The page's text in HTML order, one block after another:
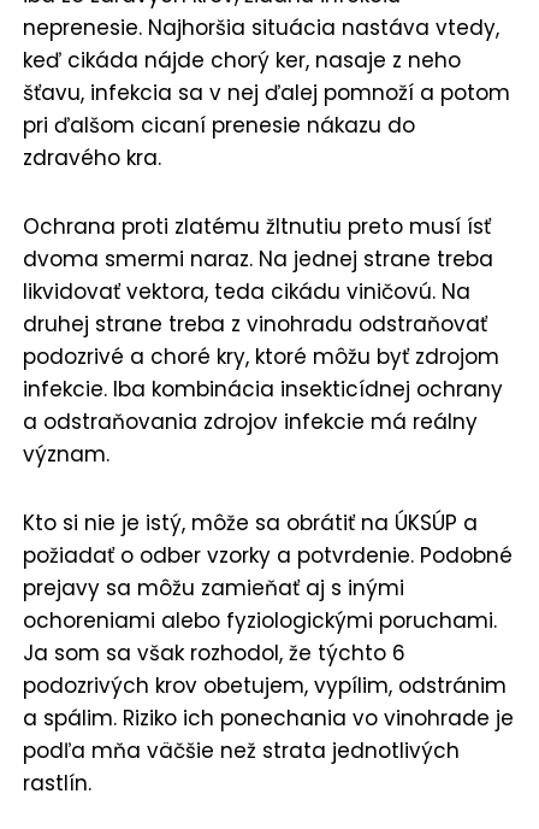
neprenesie. Najhoršia situácia nastáva vtedy,
keď cikáda nájde chorý ker, nasaje z neho
šťavu, infekcia sa v nej ďalej pomnoží a potom
pri ďalšom cicaní prenesie nákazu do
zdravého kra.
Ochrana proti zlatému žltnutiu preto musí ísť
dvoma smermi naraz. Na jednej strane treba
likvidovať vektora, teda cikádu viničovú. Na
druhej strane treba z vinohradu odstraňovať
podozrivé a choré kry, ktoré môžu byť zdrojom
infekcie. Iba kombinácia insekticídnej ochrany
a odstraňovania zdrojov infekcie má reálny
význam.
Kto si nie je istý, môže sa obrátiť na ÚKSÚP a
požiadať o odber vzorky a potvrdenie. Podobné
prejavy sa môžu zamieňať aj s inými
ochoreniami alebo fyziologickými poruchami.
Ja som sa však rozhodol, že týchto 6
podozrivých krov obetujem, vypílim, odstránim
a spálim. Riziko ich ponechania vo vinohrade je
podľa mňa väčšie než strata jednotlivých
rastlín.